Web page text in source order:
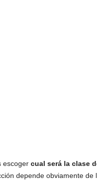
escoger cual será la clase
depende obviamente de